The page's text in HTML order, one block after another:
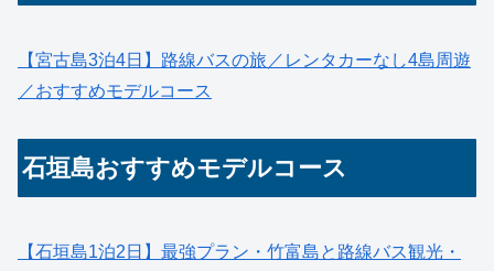
【宮古島3泊4日】路線バスの旅／レンタカーなし4島周遊
／おすすめモデルコース
石垣島おすすめモデルコース
【石垣島1泊2日】最強プラン・竹富島と路線バス観光・